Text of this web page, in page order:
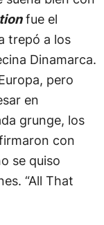
fue el
trepó a los
Dinamarca.
pero
en
grunge, los
con
se quiso
“All That